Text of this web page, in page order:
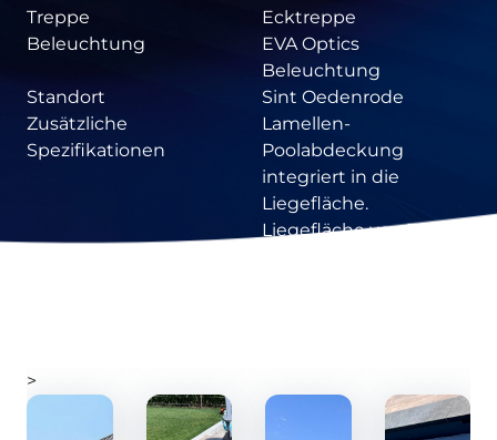
Treppe
Ecktreppe
Beleuchtung
EVA Optics
Beleuchtung
Standort
Sint Oedenrode
Zusätzliche
Spezifikationen
Lamellen-
Poolabdeckung
integriert in die
Liegefläche.
Liegefläche von 70
>